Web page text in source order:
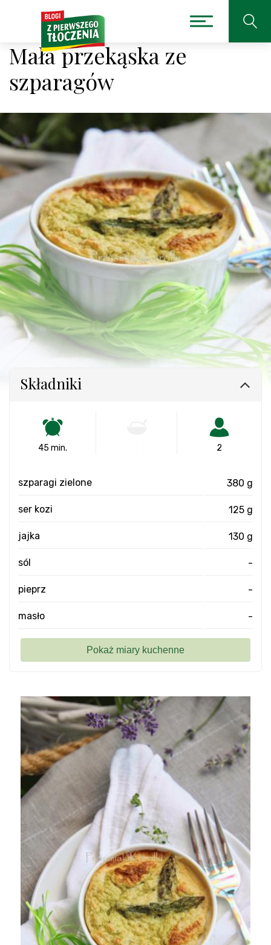
Mała przekąska ze
szparagów
Składniki
45 min. 2
szparagi zielone 380 g
ser kozi 125 g
jajka 130 g
sól -
pieprz -
masło -